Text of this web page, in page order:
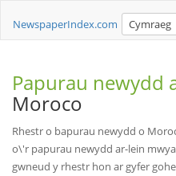
NewspaperIndex.com Cymraeg
Papurau newydd
Moroco
Rhestr o bapurau newydd o
o\'r papurau newydd ar-lein
gwneud y rhestr hon ar gyfer